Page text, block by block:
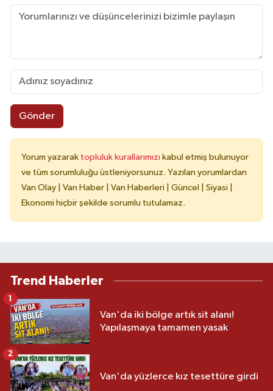
Gönder
Yorum yazarak topluluk kurallarımızı kabul etmiş bulunuyor
ve tüm sorumluluğu üstleniyorsunuz. Yazılan yorumlardan
Van Olay | Van Haber | Van Haberleri | Güncel | Siyasi |
Ekonomi hiçbir şekilde sorumlu tutulamaz.
Trend Haberler
Van'da iki bölge artık sit alanı!
Yapılaşmaya tamamen yasak
1
Van'da yüzlerce kız tesettüre girdi
2